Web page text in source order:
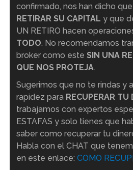
confirmado, nos han dicho que
RETIRAR SU CAPITAL y que
UN RETIRO hacen
TODO. No recomendamos
broker como este SIN UNA
QUE NOS PROTEJA.
Sugerimos que no te rindas y
rapidez para RECUPERAR TU
trabajamos con expertos
ESTAFAS y solo tienes que
saber como recuperar tu
Habla con el CHAT que
en este enlace: COMO